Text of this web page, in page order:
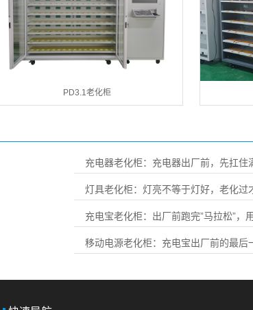
PD3.1老化柜
充电器老化柜：充电器出厂前，先扛住
灯具老化柜：灯亮不等于灯好，老化过
充电宝老化柜：出厂前跑完”马拉松”，
移动电源老化柜：充电宝出厂前的最后